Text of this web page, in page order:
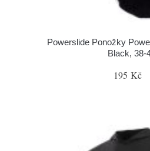
Powerslide Ponožky
Black, 38-
195 Kč